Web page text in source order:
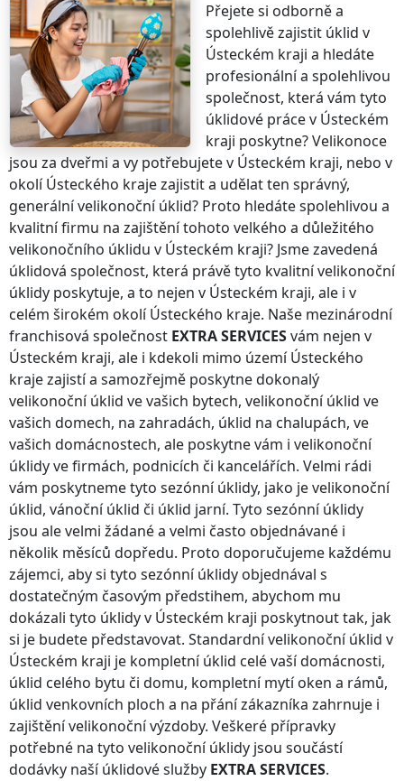
Přejete si odborně a
spolehlivě zajistit úklid v
Ústeckém kraji a hledáte
profesionální a spolehlivou
společnost, která vám tyto
úklidové prácev Ústeckém
kraji poskytne? Velikonoce
jsou za dveřmi a vy potřebujetev Ústeckém kraji, nebo v
okolíÚsteckého krajezajistit a udělat ten správný,
generální velikonoční úklid? Proto hledáte spolehlivou a
kvalitní firmu na zajištění tohoto velkého a důležitého
velikonočního úklidu v Ústeckém kraji? Jsme zavedená
úklidová společnost, která právě tyto kvalitní velikonoční
úklidy poskytuje, a to nejen v Ústeckém kraji, ale i v
celém širokém okolíÚsteckého kraje. Naše mezinárodní
franchisová společnost EXTRA SERVICESvám nejen v
Ústeckém kraji, ale i kdekoli mimo území Ústeckého
krajezajistí a samozřejmě poskytne dokonalý
velikonoční úklid ve vašich bytech, velikonoční úklid ve
vašich domech, na zahradách, úklid na chalupách, ve
vašich domácnostech, ale poskytne vám i velikonoční
úklidy ve firmách, podnicích či kancelářích. Velmi rádi
vám poskytneme tyto sezónní úklidy, jako je velikonoční
úklid, vánoční úklid či úklid jarní. Tyto sezónní úklidy
jsou ale velmi žádané a velmi často objednávané i
několik měsíců dopředu. Proto doporučujeme každému
zájemci, aby si tyto sezónní úklidy objednával s
dostatečným časovým předstihem, abychom mu
dokázali tyto úklidyv Ústeckém kraji poskytnout tak, jak
si je budete představovat. Standardní velikonoční úklid v
Ústeckém kraji je kompletní úklid celé vaší domácnosti,
úklid celého bytu či domu, kompletní mytí oken a rámů,
úklid venkovních ploch a na přání zákazníka zahrnuje i
zajištění velikonoční výzdoby. Veškeré přípravky
potřebné na tyto velikonoční úklidy jsou součástí
dodávky naší úklidové služby EXTRA SERVICES.